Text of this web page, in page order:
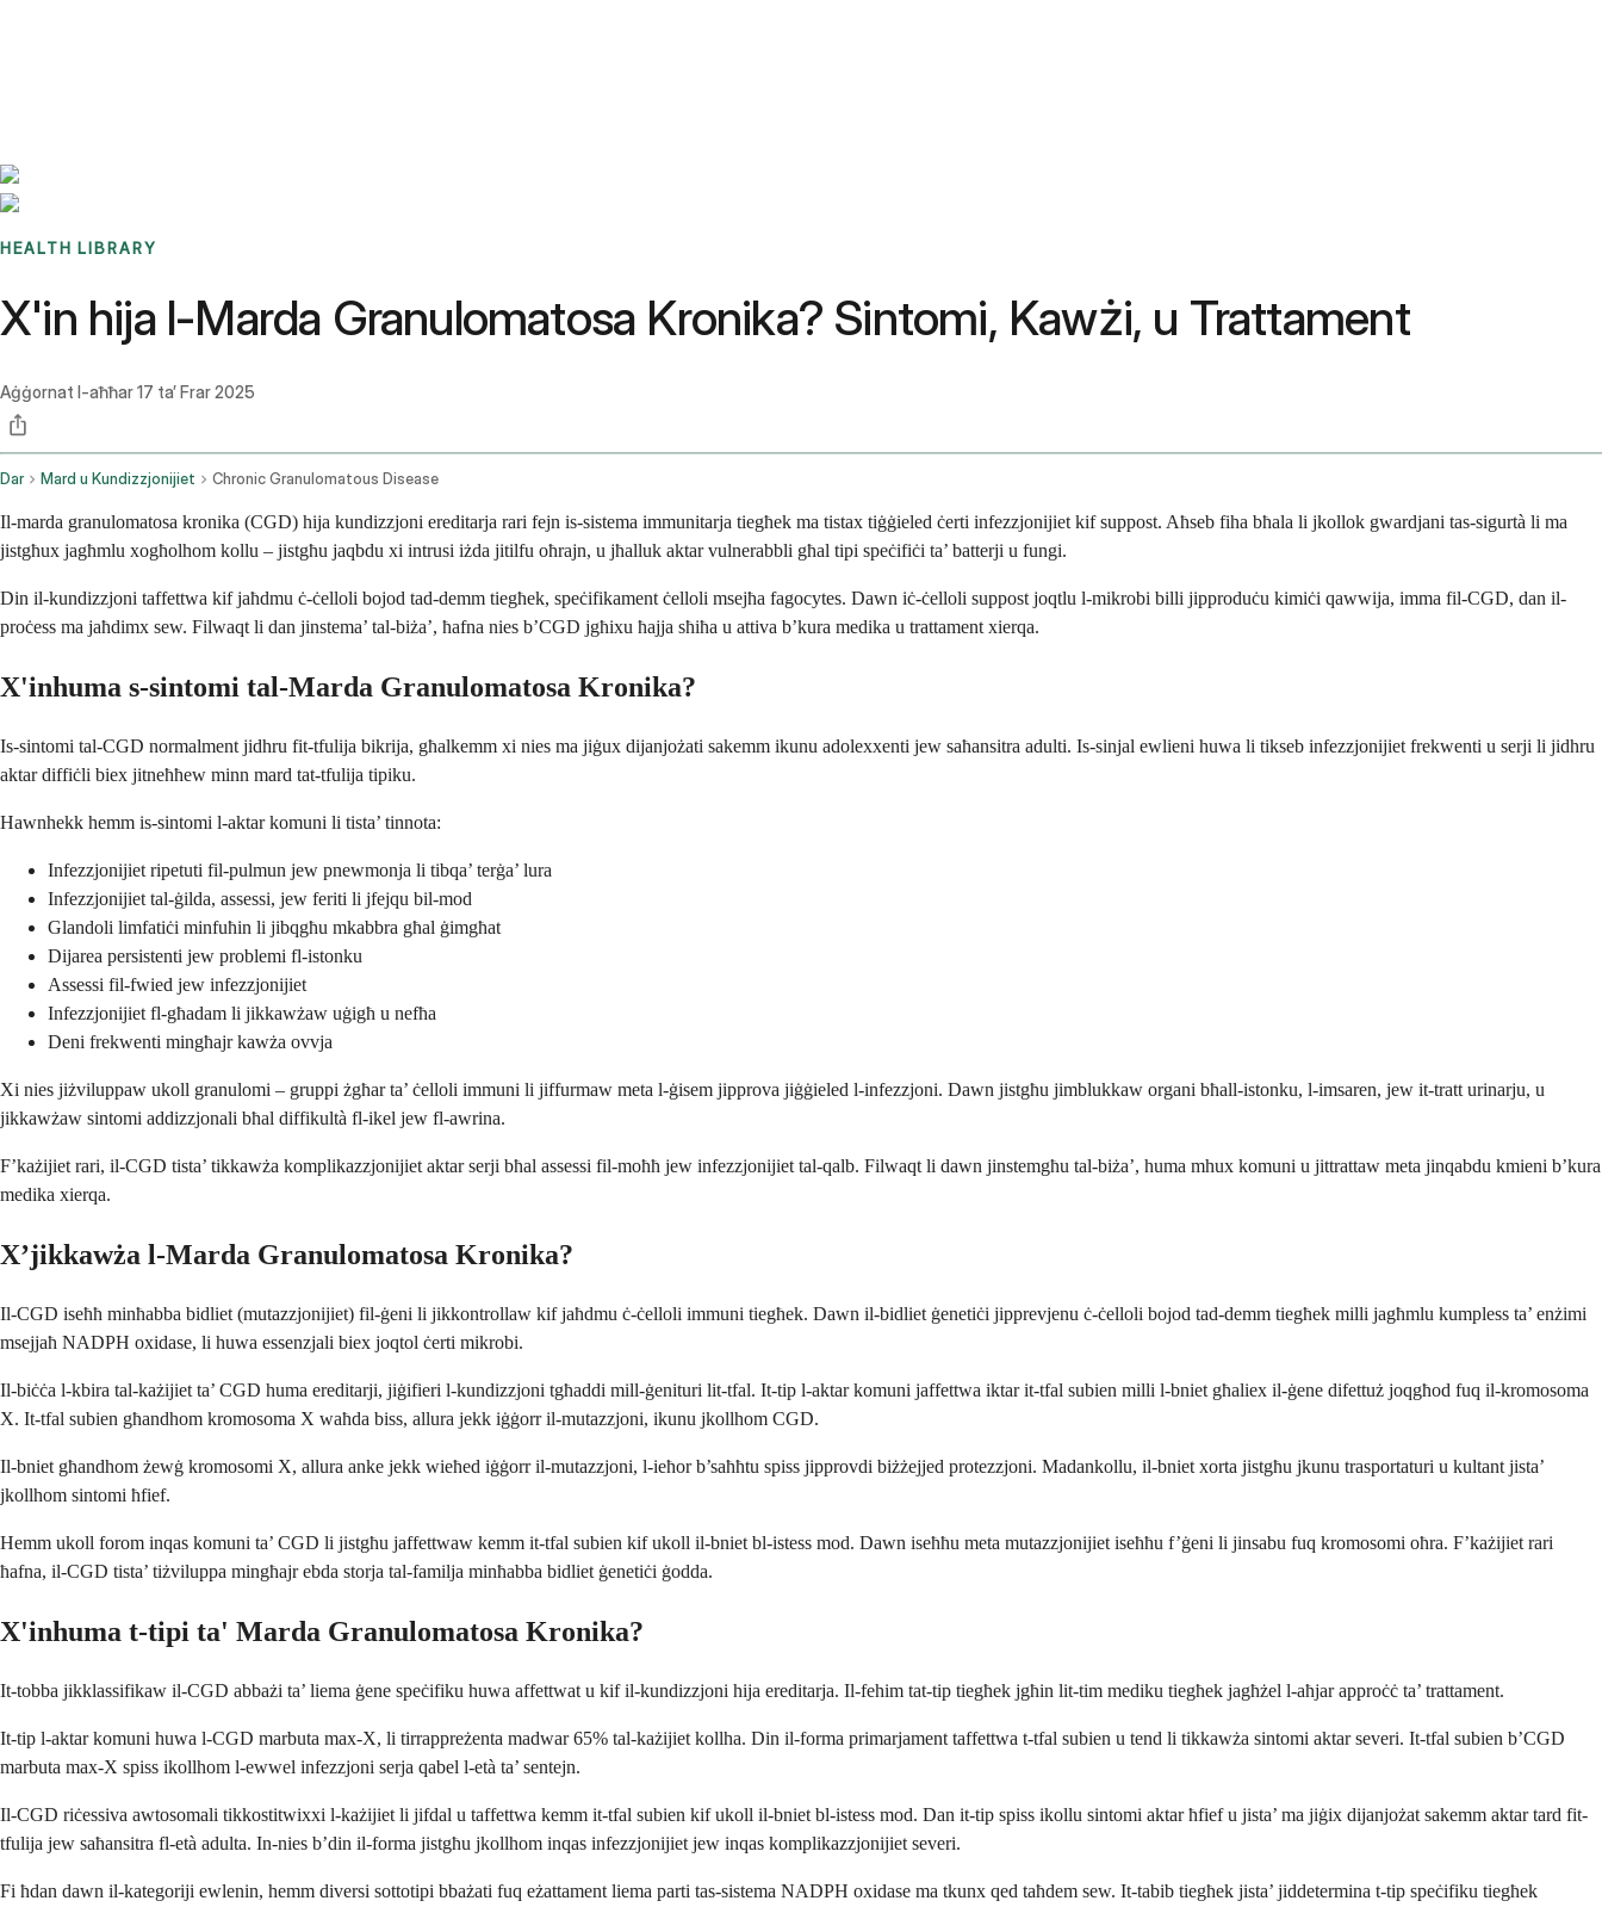
HEALTH LIBRARY
X'in hija l-Marda Granulomatosa Kronika? Sintomi, Kawżi, u Trattament
Aġġornat l-aħħar17 ta’ Frar 2025
Dar Mard u Kundizzjonijiet Chronic Granulomatous Disease
Il-marda granulomatosa kronika (CGD) hija kundizzjoni ereditarja rari fejn is-sistema immunitarja tiegħek ma tistax tiġġieled ċerti infezzjonijiet kif suppost. Aħseb fiha bħala li jkollok gwardjani tas-sigurtà li ma
jistgħux jagħmlu xogħolhom kollu – jistgħu jaqbdu xi intrusi iżda jitilfu oħrajn, u jħalluk aktar vulnerabbli għal tipi speċifiċi ta’ batterji u fungi.
Din il-kundizzjoni taffettwa kif jaħdmu ċ-ċelloli bojod tad-demm tiegħek, speċifikament ċelloli msejħa fagocytes. Dawn iċ-ċelloli suppost joqtlu l-mikrobi billi jipproduċu kimiċi qawwija, imma fil-CGD, dan il-
proċess ma jaħdimx sew. Filwaqt li dan jinstema’ tal-biża’, ħafna nies b’CGD jgħixu ħajja sħiħa u attiva b’kura medika u trattament xierqa.
X'inhuma s-sintomi tal-Marda Granulomatosa Kronika?
Is-sintomi tal-CGD normalment jidhru fit-tfulija bikrija, għalkemm xi nies ma jiġux dijanjożati sakemm ikunu adolexxenti jew saħansitra adulti. Is-sinjal ewlieni huwa li tikseb infezzjonijiet frekwenti u serji li jidhru
aktar diffiċli biex jitneħħew minn mard tat-tfulija tipiku.
Hawnhekk hemm is-sintomi l-aktar komuni li tista’ tinnota:
Infezzjonijiet ripetuti fil-pulmun jew pnewmonja li tibqa’ terġa’ lura
Infezzjonijiet tal-ġilda, assessi, jew feriti li jfejqu bil-mod
Glandoli limfatiċi minfuħin li jibqgħu mkabbra għal ġimgħat
Dijarea persistenti jew problemi fl-istonku
Assessi fil-fwied jew infezzjonijiet
Infezzjonijiet fl-għadam li jikkawżaw uġigħ u nefħa
Deni frekwenti mingħajr kawża ovvja
Xi nies jiżviluppaw ukoll granulomi – gruppi żgħar ta’ ċelloli immuni li jiffurmaw meta l-ġisem jipprova jiġġieled l-infezzjoni. Dawn jistgħu jimblukkaw organi bħall-istonku, l-imsaren, jew it-tratt urinarju, u
jikkawżaw sintomi addizzjonali bħal diffikultà fl-ikel jew fl-awrina.
F’każijiet rari, il-CGD tista’ tikkawża komplikazzjonijiet aktar serji bħal assessi fil-moħħ jew infezzjonijiet tal-qalb. Filwaqt li dawn jinstemgħu tal-biża’, huma mhux komuni u jittrattaw meta jinqabdu kmieni b’kura
medika xierqa.
X’jikkawża l-Marda Granulomatosa Kronika?
Il-CGD iseħħ minħabba bidliet (mutazzjonijiet) fil-ġeni li jikkontrollaw kif jaħdmu ċ-ċelloli immuni tiegħek. Dawn il-bidliet ġenetiċi jipprevjenu ċ-ċelloli bojod tad-demm tiegħek milli jagħmlu kumpless ta’ enżimi
msejjaħ NADPH oxidase, li huwa essenzjali biex joqtol ċerti mikrobi.
Il-biċċa l-kbira tal-każijiet ta’ CGD huma ereditarji, jiġifieri l-kundizzjoni tgħaddi mill-ġenituri lit-tfal. It-tip l-aktar komuni jaffettwa iktar it-tfal subien milli l-bniet għaliex il-ġene difettuż joqgħod fuq il-kromosoma
X. It-tfal subien għandhom kromosoma X waħda biss, allura jekk iġġorr il-mutazzjoni, ikunu jkollhom CGD.
Il-bniet għandhom żewġ kromosomi X, allura anke jekk wieħed iġġorr il-mutazzjoni, l-ieħor b’saħħtu spiss jipprovdi biżżejjed protezzjoni. Madankollu, il-bniet xorta jistgħu jkunu trasportaturi u kultant jista’
jkollhom sintomi ħfief.
Hemm ukoll forom inqas komuni ta’ CGD li jistgħu jaffettwaw kemm it-tfal subien kif ukoll il-bniet bl-istess mod. Dawn iseħħu meta mutazzjonijiet iseħħu f’ġeni li jinsabu fuq kromosomi oħra. F’każijiet rari
ħafna, il-CGD tista’ tiżviluppa mingħajr ebda storja tal-familja minħabba bidliet ġenetiċi ġodda.
X'inhuma t-tipi ta' Marda Granulomatosa Kronika?
It-tobba jikklassifikaw il-CGD abbażi ta’ liema ġene speċifiku huwa affettwat u kif il-kundizzjoni hija ereditarja. Il-fehim tat-tip tiegħek jgħin lit-tim mediku tiegħek jagħżel l-aħjar approċċ ta’ trattament.
It-tip l-aktar komuni huwa l-CGD marbuta max-X, li tirrappreżenta madwar 65% tal-każijiet kollha. Din il-forma primarjament taffettwa t-tfal subien u tend li tikkawża sintomi aktar severi. It-tfal subien b’CGD
marbuta max-X spiss ikollhom l-ewwel infezzjoni serja qabel l-età ta’ sentejn.
Il-CGD riċessiva awtosomali tikkostitwixxi l-każijiet li jifdal u taffettwa kemm it-tfal subien kif ukoll il-bniet bl-istess mod. Dan it-tip spiss ikollu sintomi aktar ħfief u jista’ ma jiġix dijanjożat sakemm aktar tard fit-
tfulija jew saħansitra fl-età adulta. In-nies b’din il-forma jistgħu jkollhom inqas infezzjonijiet jew inqas komplikazzjonijiet severi.
Fi ħdan dawn il-kategoriji ewlenin, hemm diversi sottotipi bbażati fuq eżattament liema parti tas-sistema NADPH oxidase ma tkunx qed taħdem sew. It-tabib tiegħek jista’ jiddetermina t-tip speċifiku tiegħek